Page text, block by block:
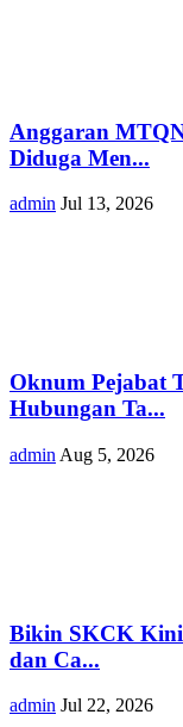
Anggaran
Diduga Men...
admin Jul 13, 2026
Oknum Pejabat
Hubungan Ta...
admin Aug 5, 2026
Bikin SKCK Kini
dan Ca...
admin Jul 22, 2026